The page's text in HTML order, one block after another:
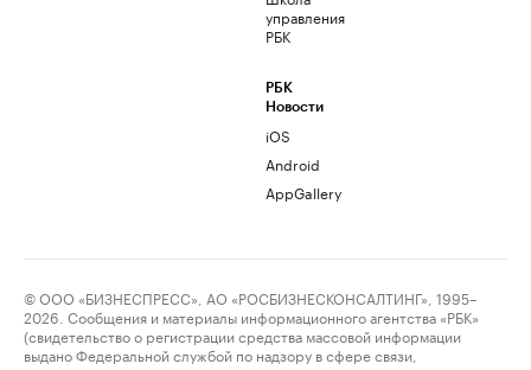
управления
РБК
РБК
Новости
iOS
Android
AppGallery
© ООО «БИЗНЕСПРЕСС», АО «РОСБИЗНЕСКОНСАЛТИНГ», 1995–
2026. Сообщения и материалы информационного агентства «РБК»
(свидетельство о регистрации средства массовой информации
выдано Федеральной службой по надзору в сфере связи,